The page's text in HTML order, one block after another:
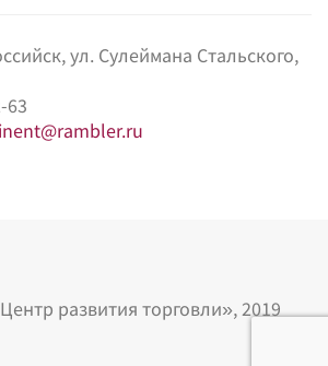
ул. Сулеймана Стальского,
63
развития торговли», 2019